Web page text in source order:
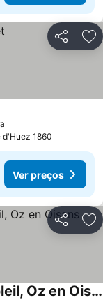
Partilhar
d'Huez 1860
Ver preços
Partilhar
Résidence Capfun Couleurs Soleil, Oz en Oisans